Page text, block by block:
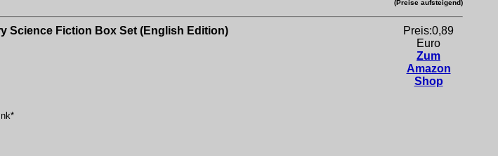
(Preise aufsteigend)
Science Fiction Box Set (English Edition)
Preis:0,89
Euro
Zum
Amazon
Shop